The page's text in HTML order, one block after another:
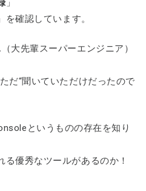
」
」を確認しています。
大先輩スーパーエンジニア）
だ“聞いていただけだったので
というものの存在を知り
優秀なツールがあるのか！